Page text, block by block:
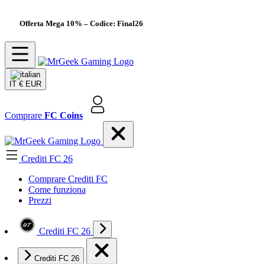
Offerta Mega 10% – Codice: Final26
IT € EUR
Comprare FC Coins
Crediti FC 26
Comprare Crediti FC
Come funziona
Prezzi
Crediti FC 26
Crediti FC 26